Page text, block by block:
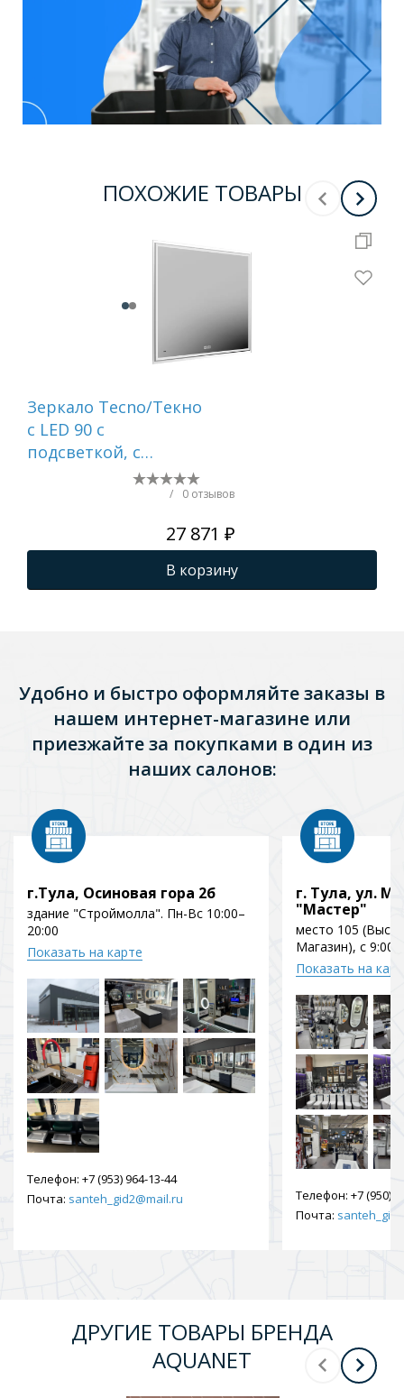
ПОХОЖИЕ ТОВАРЫ
Зеркало Tecno/Текно
c LED 90 с
подсветкой, с
антизапотевание,/ 0 отзывов
27 871 ₽
В корзину
Удобно и быстро оформляйте заказы в
нашем интернет-магазине или
приезжайте за покупками в один из
наших салонов:
г.Тула, Осиновая гора 2б
здание "Строймолла". Пн-Вс 10:00–
20:00
Показать на карте
Телефон: +7 (953) 964-13-44
Почта: santeh_gid2@mail.ru
г. Тула, ул.
"Мастер"
место 105
Магазин), с 9:00
Показать на
Телефон: +7 (950)
Почта:
ДРУГИЕ ТОВАРЫ БРЕНДА
AQUANET